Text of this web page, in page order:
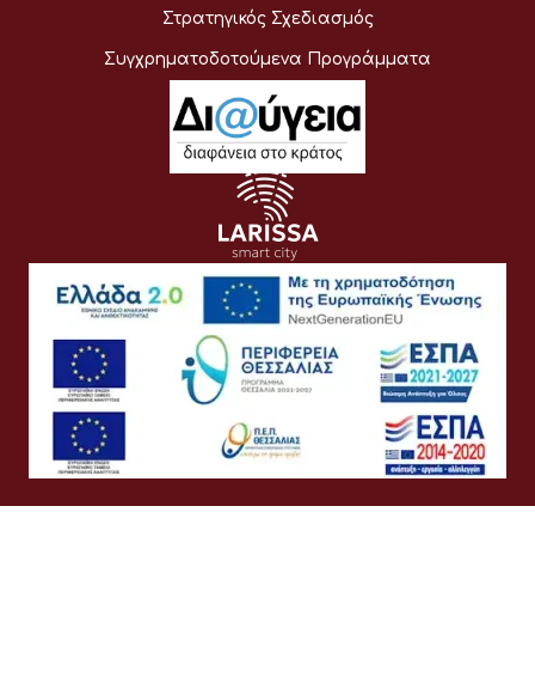
Στρατηγικός Σχεδιασμός
Συγχρηματοδοτούμενα Προγράμματα